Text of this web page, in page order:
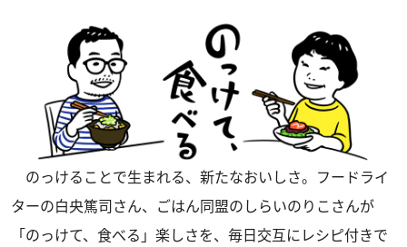
のっけることで生まれる、新たなおいしさ。フードライ
ターの白央篤司さん、ごはん同盟のしらいのりこさんが
「のっけて、食べる」楽しさを、毎日交互にレシピ付きで